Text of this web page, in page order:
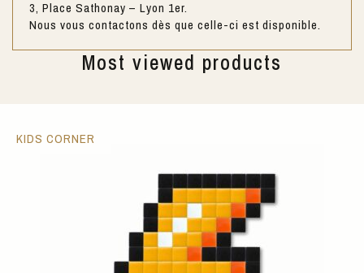
3, Place Sathonay – Lyon 1er.
Nous vous contactons dès que celle-ci est disponible.
Most viewed products
KIDS CORNER